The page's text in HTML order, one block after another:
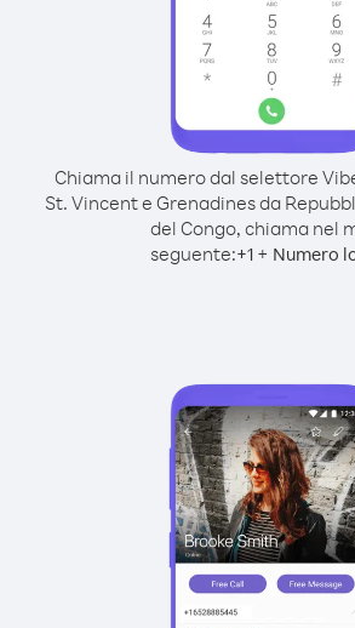
Chiama il numero dal selettore
St. Vincent e Grenadines da
del Congo, chiama nel
seguente:+1+ Numero